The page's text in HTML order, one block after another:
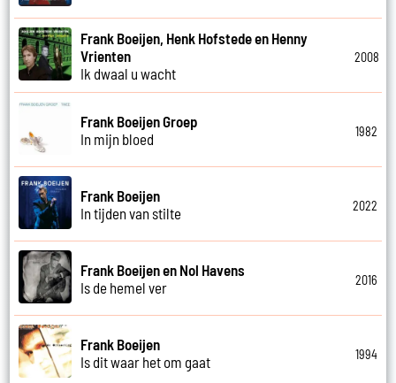
Frank Boeijen, Henk Hofstede en Henny
Vrienten
Ik dwaal u wacht
2008
Frank Boeijen Groep
In mijn bloed
1982
Frank Boeijen
In tijden van stilte
2022
Frank Boeijen en Nol Havens
Is de hemel ver
2016
Frank Boeijen
Is dit waar het om gaat
1994